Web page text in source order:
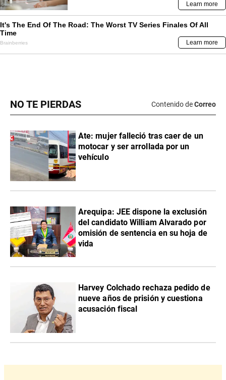
NO TE PIERDAS Contenido deCorreo
Ate: mujer falleció tras caer de un
motocar y ser arrollada por un
vehículo
​Arequipa: JEE dispone la exclusión
del candidato William Alvarado por
omisión de sentencia en su hoja de
vida
Harvey Colchado rechaza pedido de
nueve años de prisión y cuestiona
acusación fiscal